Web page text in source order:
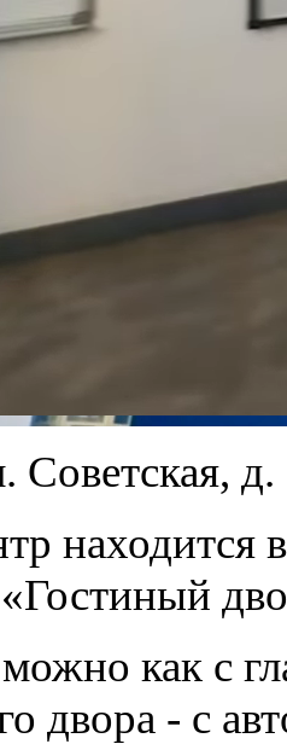
Советская,
находится
как с
двора - с